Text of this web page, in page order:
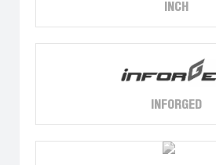
INCH
INFORGED